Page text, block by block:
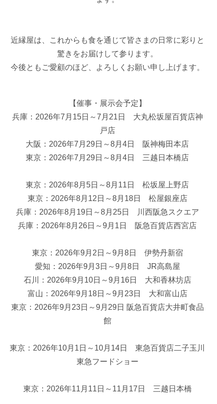
近縁屋は、これからも食を通じて皆さまの日常に彩りと
驚きをお届けして参ります。
今後ともご愛顧のほど、よろしくお願い申し上げます。
【催事・展示会予定】
兵庫：2026年7月15日～7月21日 大丸松坂屋百貨店神
戸店
大阪：2026年7月29日～8月4日 阪神梅田本店
東京：2026年7月29日～8月4日 三越日本橋店
東京：2026年8月5日～8月11日 松坂屋上野店
東京：2026年8月12日～8月18日 松屋銀座店
兵庫：2026年8月19日～8月25日 川西阪急スクエア
兵庫：2026年8月26日～9月1日 阪急百貨店西宮店
東京：2026年9月2日～9月8日 伊勢丹新宿
愛知：2026年9月3日～9月8日 JR高島屋
石川：2026年9月10日～9月16日 大和香林坊店
富山：2026年9月18日～9月23日 大和富山店
東京：2026年9月23日～9月29日 阪急百貨店大井町食品
館
東京：2026年10月1日～10月14日 東急百貨店二子玉川
東急フードショー
東京：2026年11月11日～11月17日 三越日本橋